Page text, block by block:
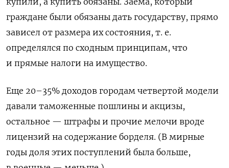
граждане были обязаны дать государству, прямо
зависел от размера их состояния, т. е.
определялся по сходным принципам, что
и прямые налоги на имущество.
Еще 20–35% доходов городам четвертой модели
давали таможенные пошлины и акцизы,
остальное — штрафы и прочие мелочи вроде
лицензий на содержание борделя. (В мирные
годы доля этих поступлений была больше,